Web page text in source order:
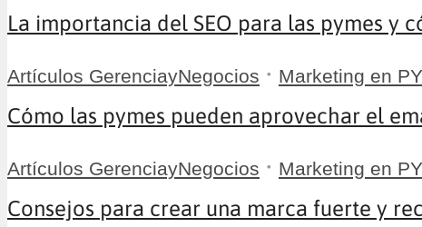
La importancia del SEO para las pymes y
Artículos GerenciayNegocios • Marketing en
Cómo las pymes pueden aprovechar el
Artículos GerenciayNegocios • Marketing en
Consejos para crear una marca fuerte y